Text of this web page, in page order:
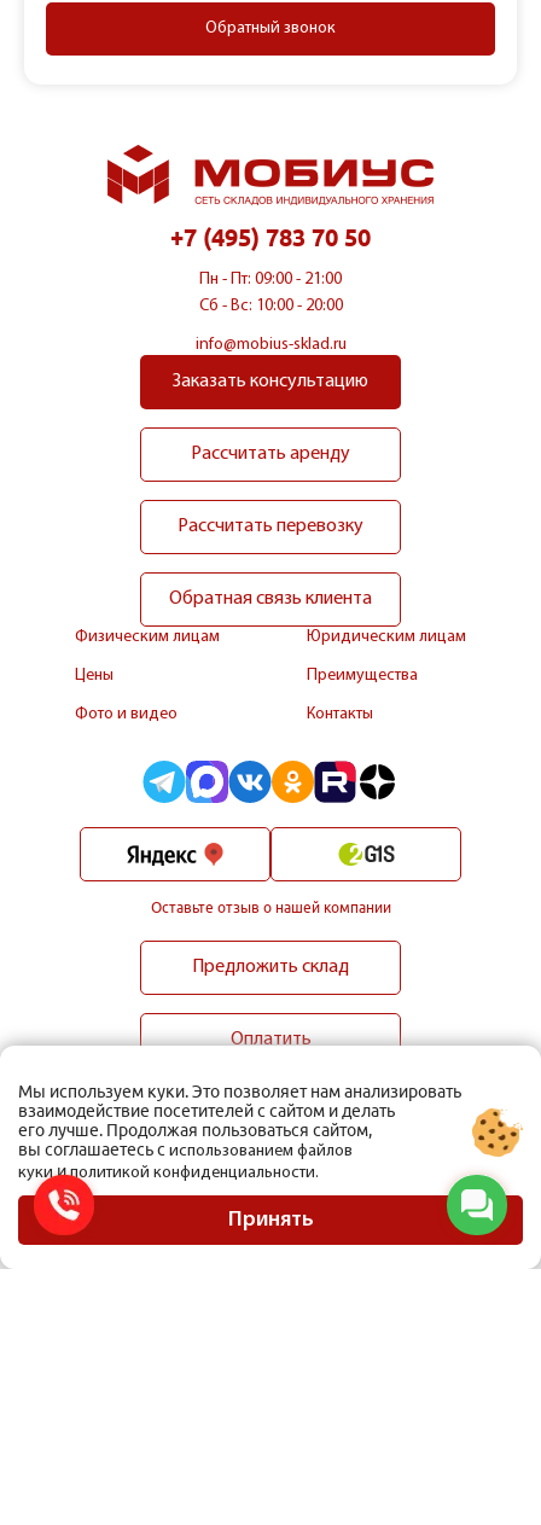
Обратный звонок
+7 (495) 783 70 50
Пн - Пт: 09:00 - 21:00
Сб - Вс: 10:00 - 20:00
info@mobius-sklad.ru
Физическим лицам Юридическим лицам
Цены Преимущества
Фото и видео Контакты
Оставьте отзыв о нашей компании
Предложить склад
Оплатить
Заказать консультацию
Рассчитать аренду
Рассчитать перевозку
Обратная связь клиента
Карта сайта
Политика конфиденциальности
Материалы, размещенные на сайте, не являются публичной офертой
Мы используем куки. Это позволяет нам анализировать
взаимодействие посетителей с сайтом и делать
его лучше. Продолжая пользоваться сайтом,
вы соглашаетесь с использованием файлов
кукииполитикой конфиденциальности.
Принять